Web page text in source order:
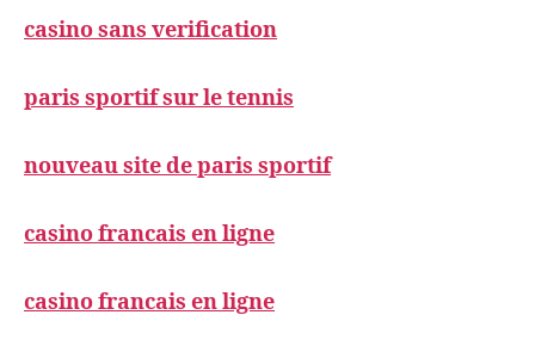
casino sans verification
paris sportif sur le tennis
nouveau site de paris sportif
casino francais en ligne
casino francais en ligne